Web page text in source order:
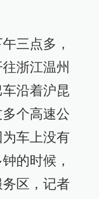
三点多，
浙江温州
沿着沪昆
个高速公
车上没有
的时候，
区，记者